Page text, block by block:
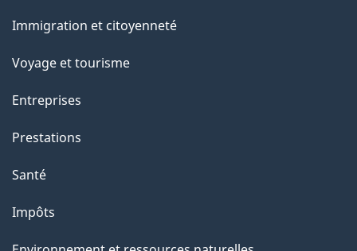
sujets
Immigration et citoyenneté
Voyage et tourisme
Entreprises
Prestations
Santé
Impôts